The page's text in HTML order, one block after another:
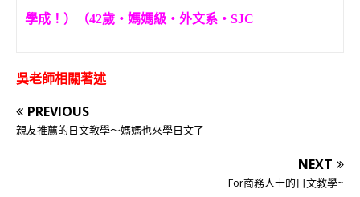
學成！）（42歲‧媽媽級‧外文系‧SJC
吳老師相關著述
PREVIOUS
親友推薦的日文教學～媽媽也來學日文了
NEXT
For商務人士的日文教學~